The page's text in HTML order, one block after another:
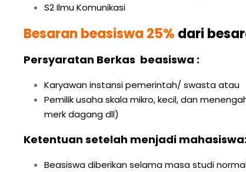
S2 Ilmu Komunikasi
Besaran beasiswa 25% dari
Persyaratan Berkas beasiswa :
Karyawan instansi pemerintah/ swasta atau
Pemilik usaha skala mikro, kecil, dan
merk dagang dll)
Ketentuan setelah menjadi mahasiswa:
Beasiswa diberikan selama masa studi